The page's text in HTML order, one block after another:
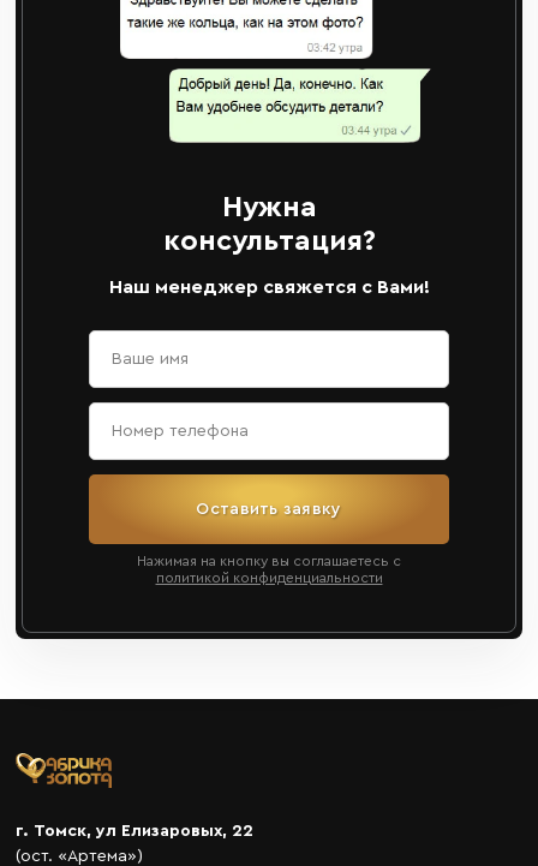
Нужна
консультация?
Наш менеджер свяжется с Вами!
Оставить заявку
Нажимая на кнопку вы соглашаетесь с
политикой конфиденциальности
г. Томск, ул Елизаровых, 22
(ост. «Артема»)